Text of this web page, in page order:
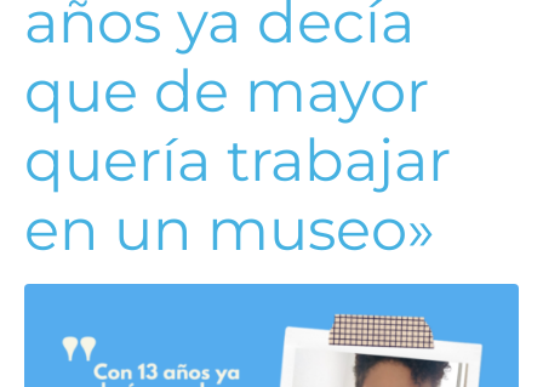
años ya decía
que de mayor
quería trabajar
en un museo»